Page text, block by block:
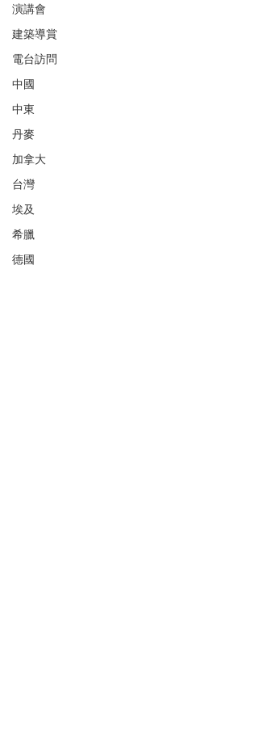
演講會
建築導賞
電台訪問
中國
中東
丹麥
加拿大
台灣
埃及
希臘
德國